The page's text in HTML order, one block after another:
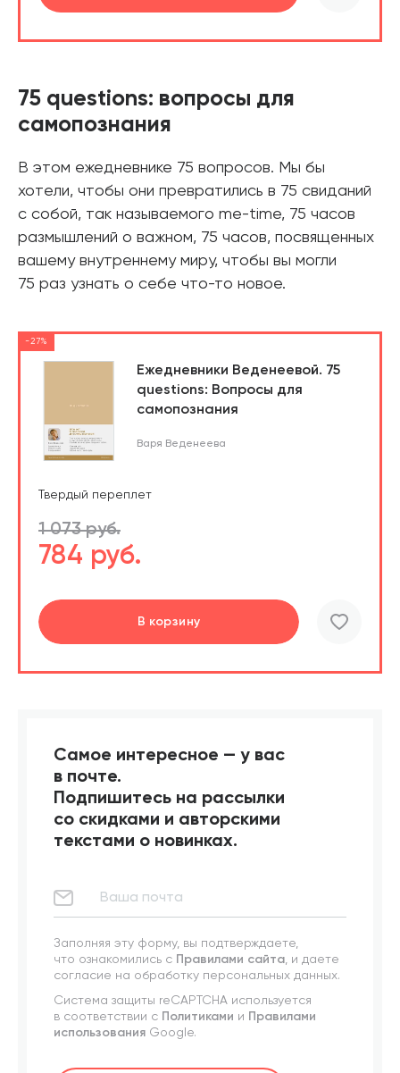
75 questions: вопросы для
самопознания
В этом ежедневнике 75 вопросов. Мы бы
хотели, чтобы они превратились в 75 свиданий
с собой, так называемого me-time, 75 часов
размышлений о важном, 75 часов, посвященных
вашему внутреннему миру, чтобы вы могли
75 раз узнать о себе что-то новое.
-27%
Ежедневники Веденеевой. 75
questions: Вопросы для
самопознания
Варя Веденеева
Твердый переплет
1 073 руб.
784 руб.
В корзину
В корзине
Самое интересное — у вас
в почте.
Подпишитесь на рассылки
со скидками и авторскими
текстами о новинках.
Заполняя эту форму, вы подтверждаете,
что ознакомились с Правилами сайта, и даете
согласие на обработку персональных данных.
Система защиты reCAPTCHA используется
в соответствии с Политиками и Правилами
использования Google.